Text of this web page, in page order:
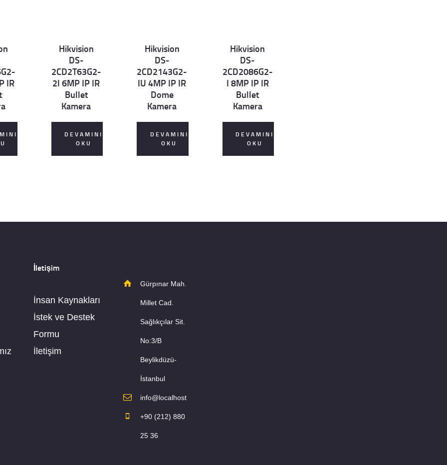
IR
Hikvision
DS-
2CD2T63G2-
2I 6MP IP IR
Bullet
Kamera
DEVAMINI
OKU
Hikvision
DS-
2CD2143G2-
IU 4MP IP IR
Dome
Kamera
DEVAMINI
OKU
Hikvision
DS-
2CD2086G2-
I 8MP IP IR
Bullet
Kamera
DEVAMINI
OKU
İletişim
İnsan Kaynakları
İstek ve Destek
Formu
İletişim
Gürpınar Mah.
Millet Cad.
Sağlıkçılar Sit.
No:3/B
Beylikdüzü-
İstanbul
info@localhost
+90 (212) 880
25 36